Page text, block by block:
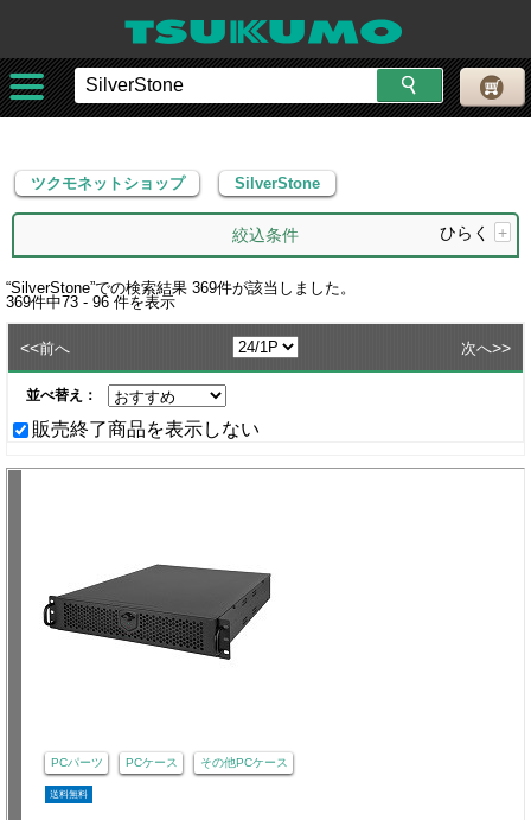
ツクモネットショップ
ツクモネットショップ SilverStone
絞込条件 ひらく +
“SilverStone”での検索結果 369件が該当しました。
369件中73 - 96 件を表示
<<前へ 次へ>>
並べ替え：
販売終了商品を表示しない
PCパーツ PCケース その他PCケース
送料無料